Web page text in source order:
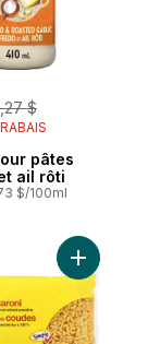
$
pâtes
ail rôti
$/100ml
au fromage
Ajouter